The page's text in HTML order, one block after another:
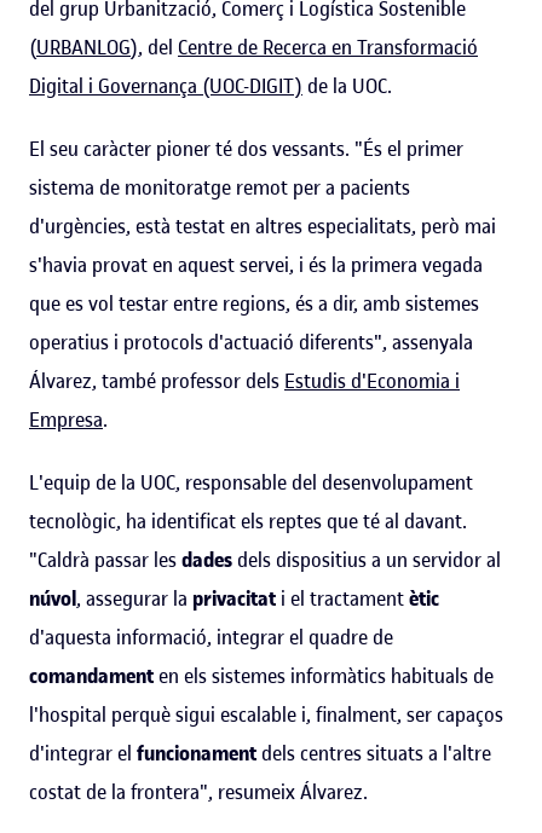
del grup Urbanització, Comerç i Logística Sostenible
(URBANLOG), del Centre de Recerca en Transformació
Digital i Governança (UOC-DIGIT) de la UOC.
El seu caràcter pioner té dos vessants. "És el primer
sistema de monitoratge remot per a pacients
d'urgències, està testat en altres especialitats, però mai
s'havia provat en aquest servei, i és la primera vegada
que es vol testar entre regions, és a dir, amb sistemes
operatius i protocols d'actuació diferents", assenyala
Álvarez, també professor dels Estudis d'Economia i
Empresa.
L'equip de la UOC, responsable del desenvolupament
tecnològic, ha identificat els reptes que té al davant.
"Caldrà passar lesdades dels dispositius a un servidor al
núvol, assegurar la privacitat i el tractamentètic
d'aquesta informació, integrar el quadre de
comandamenten els sistemes informàtics habituals de
l'hospital perquè sigui escalable i, finalment, ser capaços
d'integrar el funcionament dels centres situats a l'altre
costat de la frontera", resumeix Álvarez.